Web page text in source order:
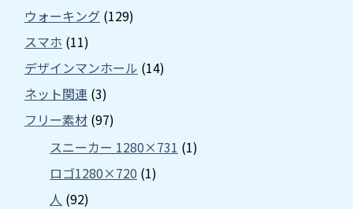
ウォーキング (129)
スマホ (11)
デザインマンホール (14)
ネット関連 (3)
フリー素材 (97)
スニーカー 1280×731 (1)
ロゴ1280×720 (1)
人 (92)